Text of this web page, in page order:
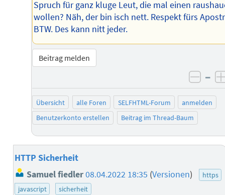
Spruch für ganz kluge Leut, die mal einen
wollen? Näh, der bin isch nett. Respekt fürs
BTW. Des kann nitt jeder.
Beitrag melden
–
Übersicht alle Foren SELFHTML-Forum
anmelden
Benutzerkonto erstellen
Beitrag im Thread-Baum
HTTP Sicherheit
Samuel fiedler08.04.2022 18:35 (Versionen)
https
javascript
sicherheit